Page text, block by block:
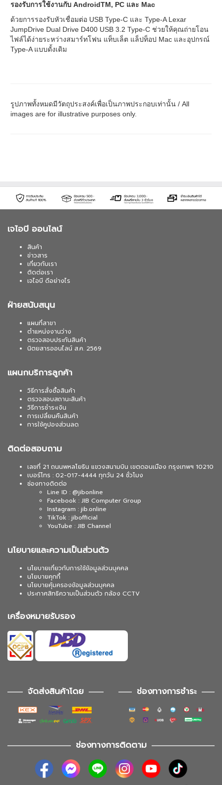
รองรับการใช้งานกับ AndroidTM, PC และ Mac
ด้วยการรองรับหัวเชื่อมต่อ USB Type-C และ Type-A Lexar
JumpDrive Dual Drive D400 USB 3.2 Type-C ช่วยให้คุณถ่ายโอน
ไฟล์ได้ง่ายระหว่างสมาร์ทโฟน แท็บเล็ต แล็ปท็อป Mac และอุปกรณ์
Type-A แบบดั้งเดิม
รูปภาพทั้งหมดมีวัตถุประสงค์เพื่อเป็นภาพประกอบเท่านั้น / All
images are for illustrative purposes only.
เจไอบี ออนไลน์
สินค้า
ข่าวสาร
เกี่ยวกับเรา
ติดต่อเรา
เจไอบี ดีอย่างไร
ฝ่ายสนับสนุน
แผนที่สาขา
ตำแหน่งงานว่าง
ตรวจสอบประกันสินค้า
นิตยสารออนไลน์ ส.ค. 2569
แผนกบริการลูกค้า
วิธีการสั่งซื้อสินค้า
ตรวจสอบสถานะสินค้า
วิธีการชำระเงิน
การเปลี่ยนคืนสินค้า
การใช้คูปองส่วนลด
ติดต่อสอบถาม
เลขที่ 21 ถนนพหลโยธิน แขวงสนามบิน เขตดอนเมือง กรุงเทพฯ 10210
เบอร์โทร : 02-017-4444 ทุกวัน 24 ชั่วโมง
ช่องทางติดต่อ
Line ID : @jibonline
Facebook : JIB Computer Group
Instagram : jib.online
TikTok : jibofficial
YouTube : JIB Channel
นโยบายและความเป็นส่วนตัว
นโยบายเกี่ยวกับการใช้ข้อมูลส่วนบุคคล
นโยบายคุกกี้
นโยบายคุ้มครองข้อมูลส่วนบุคคล
ประกาศสิทธิความเป็นส่วนตัว กล้อง CCTV
เครื่องหมายรับรอง
จัดส่งสินค้าโดย ช่องทางการชำระ
ช่องทางการติดตาม